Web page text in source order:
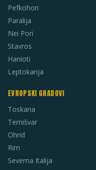
Pefkohori
Paralija
Nei Pori
Stavros
Hanioti
Leptokarija
EVROPSKI GRADOVI
Toskana
Temišvar
Ohrid
Rim
Severna Italija